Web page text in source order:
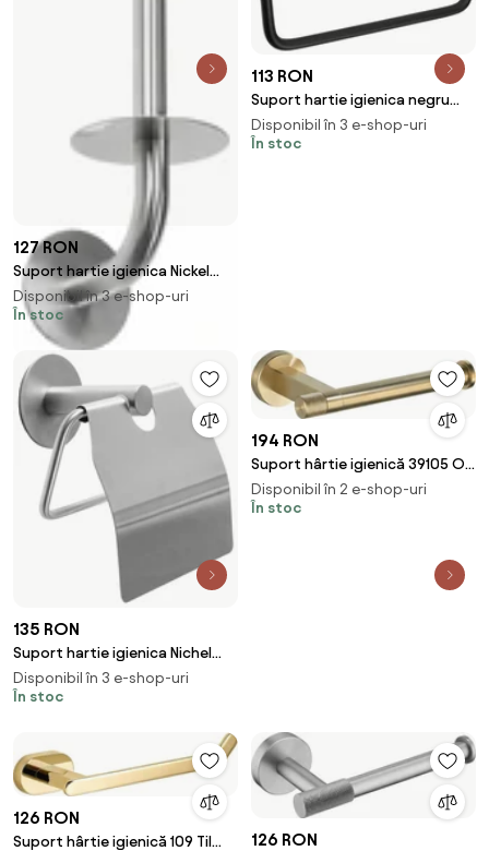
127 RON
Suport hartie igienica Nickel
brush INOX 322220
Disponibil în 3 e-shop-uri
În stoc
113 RON
Suport hartie igienica negru
322204
Disponibil în 3 e-shop-uri
În stoc
135 RON
Suport hartie igienica Nichel
Brush INOX 322219
Disponibil în 3 e-shop-uri
În stoc
194 RON
Suport hârtie igienică 39105 ORI
Brush Gold
Disponibil în 2 e-shop-uri
În stoc
126 RON
Suport hârtie igienică 109 Til
126 RON